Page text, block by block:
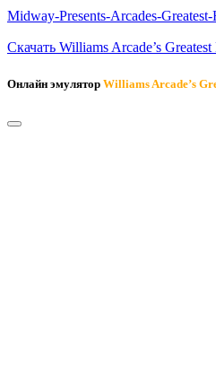
Midway-Presents-Arcades-
Скачать Williams Arcade’s
Онлайн эмулятор Williams Arcade’s